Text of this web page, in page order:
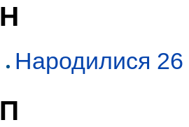
Н
Народилися 26
П